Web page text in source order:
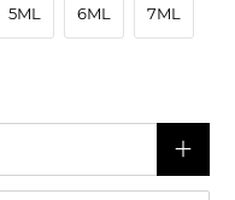
5ML 6ML 7ML